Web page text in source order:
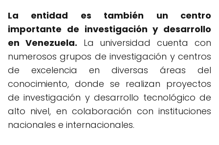
La entidad es también un centro
importante de investigación y desarrollo
en Venezuela. La universidad cuenta con
numerosos grupos de investigación y centros
de excelencia en diversas áreas del
conocimiento, donde se realizan proyectos
de investigación y desarrollo tecnológico de
alto nivel, en colaboración con instituciones
nacionales e internacionales.